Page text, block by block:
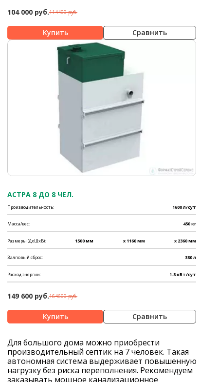
104 000 руб.114400 руб.
Сравнить
АСТРА 8 ДО 8 ЧЕЛ.
Производительность: 1600 л/сут
Масса/вес: 450 кг
Размеры (ДхШхВ): 1500 мм x 1160 мм x 2360 мм
Залповый сброс: 380 л
Расход энергии: 1.8 кВт/сут
149 600 руб.164600 руб.
Сравнить
Для большого дома можно приобрести
производительный септик на 7 человек. Такая
автономная система выдерживает повышенную
нагрузку без риска переполнения. Рекомендуем
заказывать мощное канализационное